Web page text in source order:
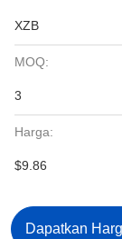
XZB
MOQ:
3
Harga:
$9.86
Dapatkan